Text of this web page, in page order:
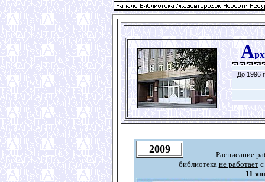
А
До 1996
2009
Расписание
библиотека не работаетс
11